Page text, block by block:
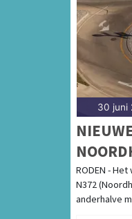
30 juni
OPEN
RODEN -
N372
anderhalve